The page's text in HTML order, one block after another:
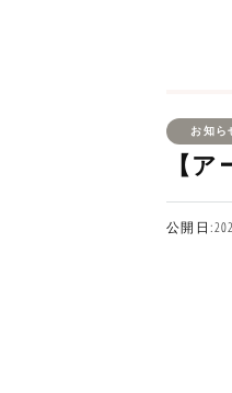
お知ら
【
公開日